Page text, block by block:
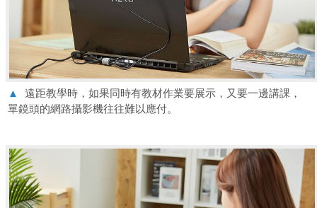
▲
遠距教學時，如果同時有教材作業要展示，又要一邊講課，
單鏡頭的網路攝影機往往難以應付。